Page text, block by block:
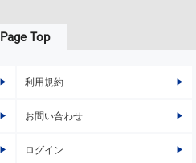
Page Top
利用規約
お問い合わせ
ログイン